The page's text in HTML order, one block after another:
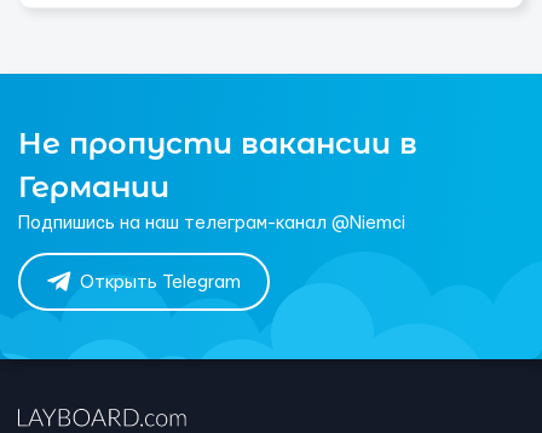
Не пропусти вакансии в
Германии
Подпишись на наш телеграм-канал @Niemci
Открыть Telegram